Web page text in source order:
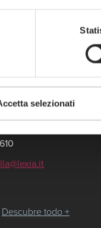
selezionati
Descubre todo +